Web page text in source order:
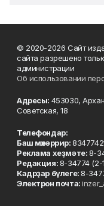
© 2020-2026 Сайт
сайта разрешено
администрации
Об использовании
Адресы: 453030,
Советская, 18
Телефондар:
Баш мөхәррир:
Реклама хеҙмәте:8-
Редакция:8-34774 (2-
Кадрҙар бүлеге:8-
Электрон почта: